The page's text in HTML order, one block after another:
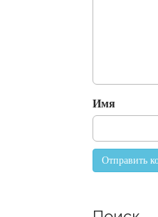
n
Имя